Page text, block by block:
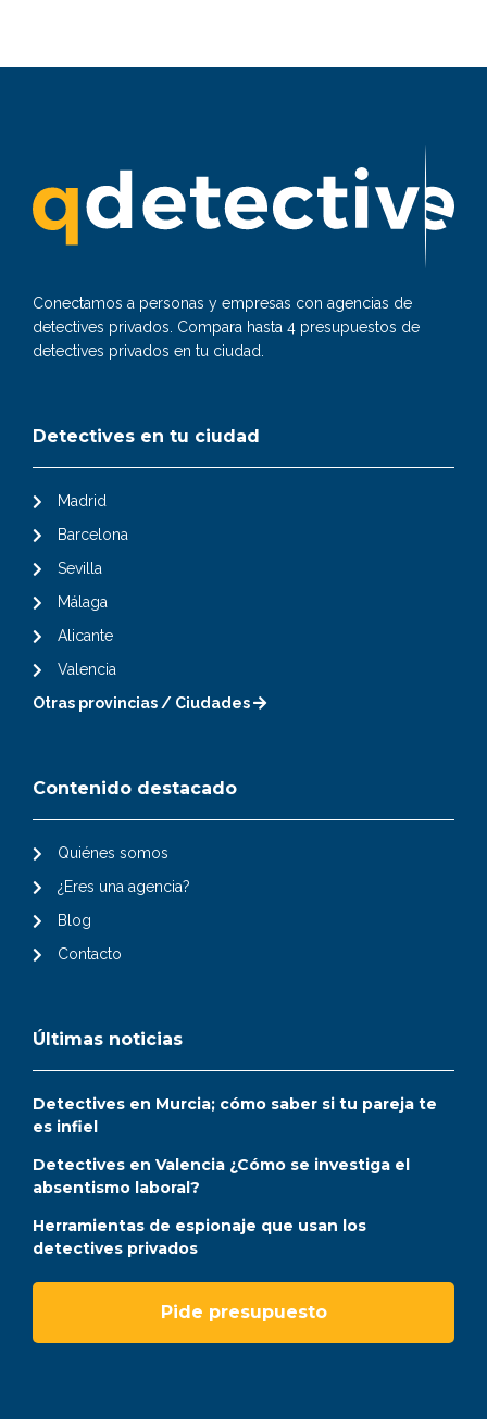
Conectamos a personas y empresas con agencias de
detectives privados. Compara hasta 4 presupuestos de
detectives privados en tu ciudad.
Detectives en tu ciudad
Madrid
Barcelona
Sevilla
Málaga
Alicante
Valencia
Otras provincias / Ciudades
Contenido destacado
Quiénes somos
¿Eres una agencia?
Blog
Contacto
Últimas noticias
Detectives en Murcia; cómo saber si tu pareja te
es infiel
Detectives en Valencia ¿Cómo se investiga el
absentismo laboral?
Herramientas de espionaje que usan los
detectives privados
Pide presupuesto